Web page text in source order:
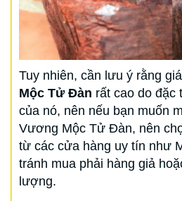
Tuy nhiên, cần lưu ý rằng
Mộc Tử Đàn rất cao do đặc
của nó, nên nếu bạn muốn
Vương Mộc Tử Đàn, nên
từ các cửa hàng uy tín như
tránh mua phải hàng giả
lượng.